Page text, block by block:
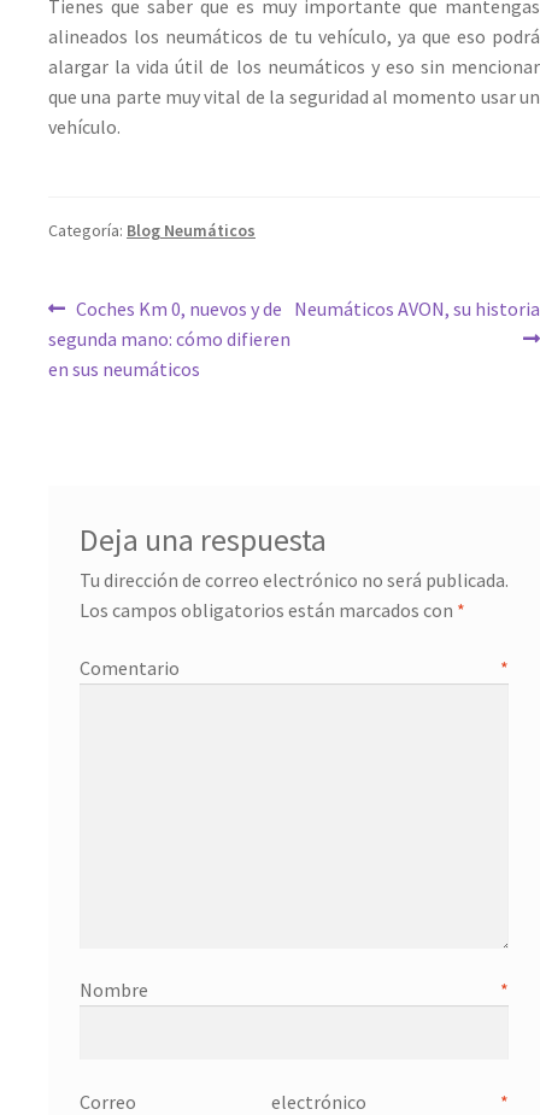
Tienes que saber que es muy importante que mantengas
alineados los neumáticos de tu vehículo, ya que eso podrá
alargar la vida útil de los neumáticos y eso sin mencionar
que una parte muy vital de la seguridad al momento usar un
vehículo.
Categoría: Blog Neumáticos
Coches Km 0, nuevos y de
segunda mano: cómo difieren
en sus neumáticos
Neumáticos AVON, su historia
Deja una respuesta
Tu dirección de correo electrónico no será publicada.
Los campos obligatorios están marcados con *
Comentario *
Nombre *
Correo electrónico *